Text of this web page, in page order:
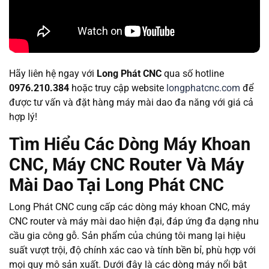
Hãy liên hệ ngay với Long Phát CNC qua số hotline
0976.210.384 hoặc truy cập website longphatcnc.com để
được tư vấn và đặt hàng máy mài dao đa năng với giá cả
hợp lý!
Tìm Hiểu Các Dòng Máy Khoan
CNC, Máy CNC Router Và Máy
Mài Dao Tại Long Phát CNC
Long Phát CNC cung cấp các dòng máy khoan CNC, máy
CNC router và máy mài dao hiện đại, đáp ứng đa dạng nhu
cầu gia công gỗ. Sản phẩm của chúng tôi mang lại hiệu
suất vượt trội, độ chính xác cao và tính bền bỉ, phù hợp với
mọi quy mô sản xuất. Dưới đây là các dòng máy nổi bật